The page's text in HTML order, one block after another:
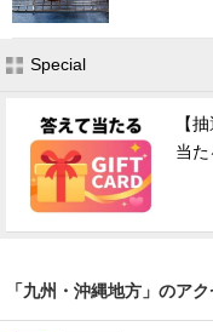
Special
【
当
「九州・沖縄地方」のア